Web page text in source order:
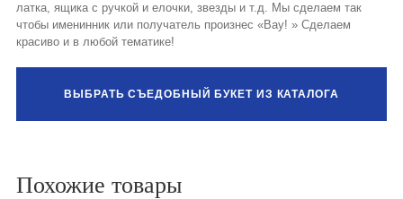
латка, ящика с ручкой и елочки, звезды и т.д. Мы сделаем так
чтобы именинник или получатель произнес «Вау! » Сделаем
красиво и в любой тематике!
ВЫБРАТЬ СЪЕДОБНЫЙ БУКЕТ ИЗ КАТАЛОГА
Похожие товары